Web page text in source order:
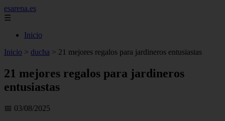
esarena.es
☰
Inicio
Inicio > ducha > 21 mejores regalos para jardineros entusiastas
21 mejores regalos para jardineros
entusiastas
📅 03/08/2025